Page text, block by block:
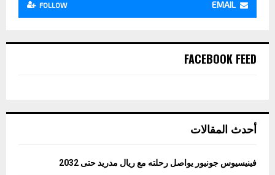
EMAIL
FOLLOW
FACEBOOK FEED
أحدث المقالات
فينيسيوس جونيور يواصل رحلته مع ريال مدريد حتى 2032